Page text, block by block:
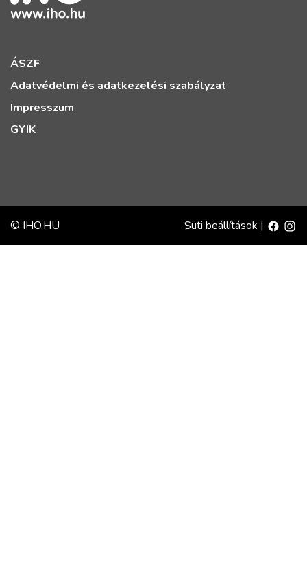
ÁSZF
Adatvédelmi és adatkezelési szabályzat
Impresszum
GYIK
© IHO.HU Süti beállítások |